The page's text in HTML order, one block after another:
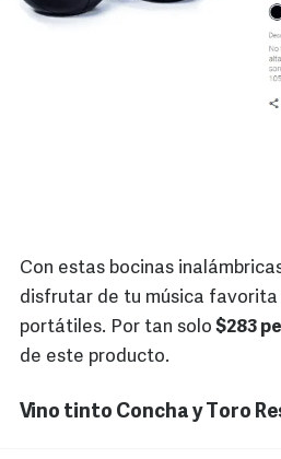
Con estas bocinas
disfrutar de tu música favorita
portátiles. Por tan solo $283
de este producto.
Vino tinto Concha y Toro